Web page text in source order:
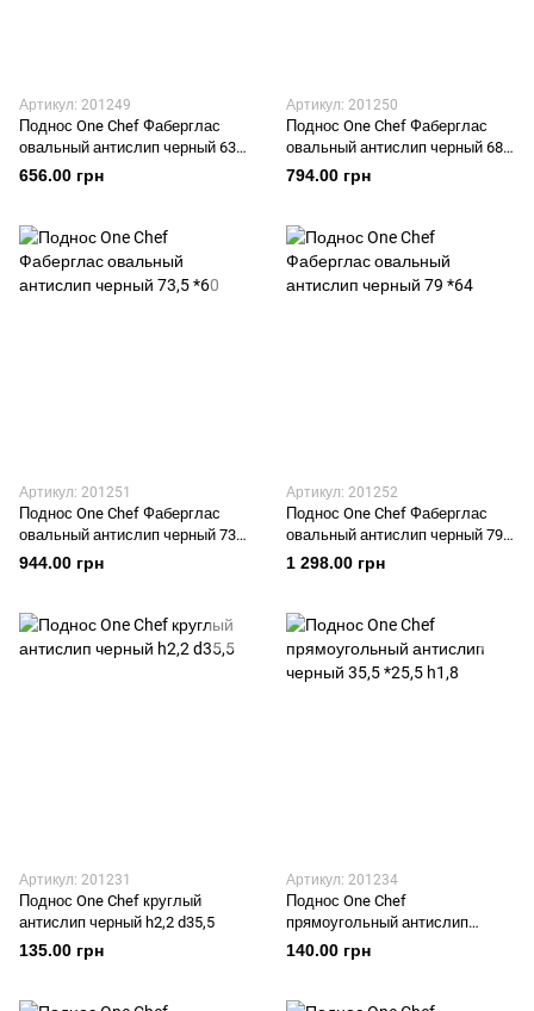
Артикул: 201249
Поднос One Chef Фаберглас
овальный антислип черный 63,5
*52
656.00 грн
Артикул: 201250
Поднос One Chef Фаберглас
овальный антислип черный 68,5
*56
794.00 грн
Артикул: 201251
Поднос One Chef Фаберглас
овальный антислип черный 73,5
*60
944.00 грн
Артикул: 201252
Поднос One Chef Фаберглас
овальный антислип черный 79
*64
1 298.00 грн
Артикул: 201231
Поднос One Chef круглый
антислип черный h2,2 d35,5
135.00 грн
Артикул: 201234
Поднос One Chef
прямоугольный антислип
черный 35,5 *25,5 h1,8
140.00 грн